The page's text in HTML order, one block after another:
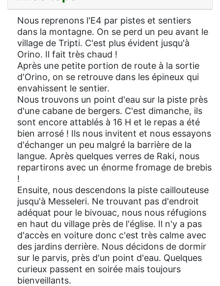
Nous reprenons l'E4 par pistes et sentiers
dans la montagne. On se perd un peu avant le
village de Tripti. C'est plus évident jusqu'à
Orino. Il fait très chaud !
Après une petite portion de route à la sortie
d'Orino, on se retrouve dans les épineux qui
envahissent le sentier.
Nous trouvons un point d'eau sur la piste près
d'une cabane de bergers. C'est dimanche, ils
sont encore attablés à 16 H et le repas a été
bien arrosé ! Ils nous invitent et nous essayons
d'échanger un peu malgré la barrière de la
langue. Après quelques verres de Raki, nous
repartirons avec un énorme fromage de brebis
!
Ensuite, nous descendons la piste caillouteuse
jusqu'à Messeleri. Ne trouvant pas d'endroit
adéquat pour le bivouac, nous nous réfugions
en haut du village près de l'église. Il n'y a pas
d'accès en voiture donc c'est très calme avec
des jardins derrière. Nous décidons de dormir
sur le parvis, près d'un point d'eau. Quelques
curieux passent en soirée mais toujours
bienveillants.